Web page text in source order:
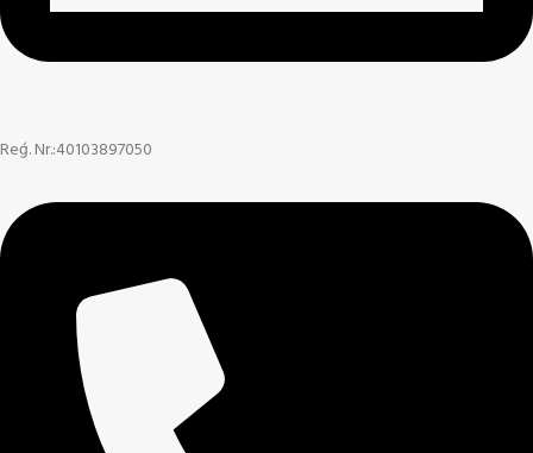
Reģ. Nr.:40103897050